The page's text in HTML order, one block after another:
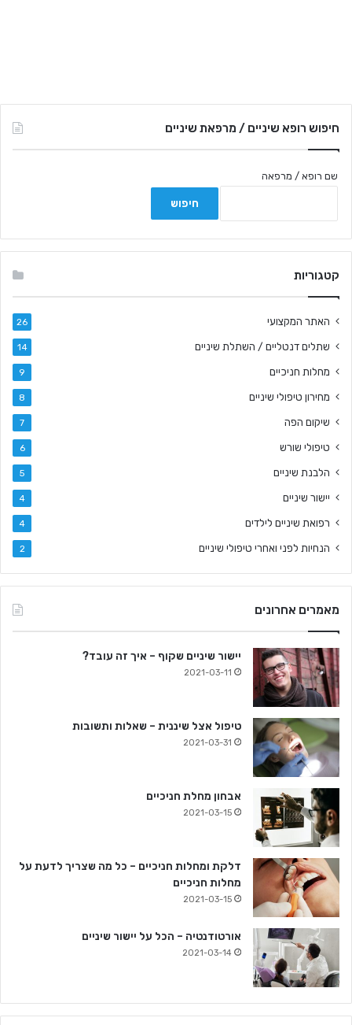
חיפוש רופא שיניים / מרפאת שיניים
שם רופא / מרפאה
קטגוריות
האתר המקצועי 26
שתלים דנטליים / השתלת שיניים 14
מחלות חניכיים 9
מחירון טיפולי שיניים 8
שיקום הפה 7
טיפולי שורש 6
הלבנת שיניים 5
יישור שיניים 4
רפואת שיניים לילדים 4
הנחיות לפני ואחרי טיפולי שיניים 2
מאמרים אחרונים
יישור שיניים שקוף – איך זה עובד?
2021-03-11
טיפול אצל שיננית – שאלות ותשובות
2021-03-31
אבחון מחלת חניכיים
2021-03-15
דלקת ומחלות חניכיים – כל מה שצריך לדעת על
מחלות חניכיים
2021-03-15
אורטודנטיה – הכל על יישור שיניים
2021-03-14